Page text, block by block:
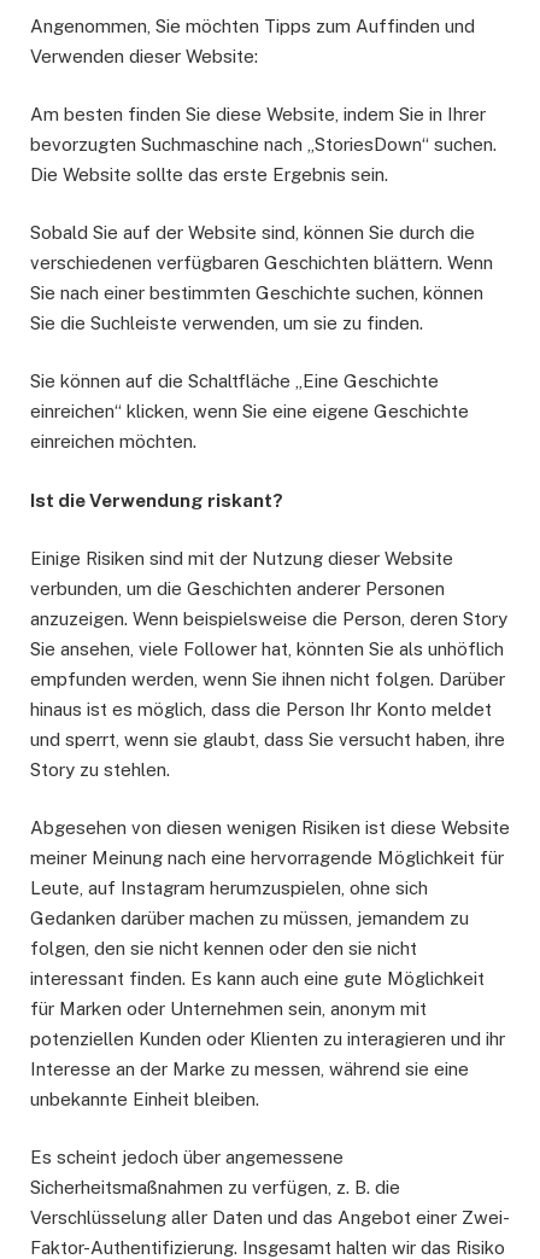
Angenommen, Sie möchten Tipps zum Auffinden und
Verwenden dieser Website:
Am besten finden Sie diese Website, indem Sie in Ihrer
bevorzugten Suchmaschine nach „StoriesDown“ suchen.
Die Website sollte das erste Ergebnis sein.
Sobald Sie auf der Website sind, können Sie durch die
verschiedenen verfügbaren Geschichten blättern. Wenn
Sie nach einer bestimmten Geschichte suchen, können
Sie die Suchleiste verwenden, um sie zu finden.
Sie können auf die Schaltfläche „Eine Geschichte
einreichen“ klicken, wenn Sie eine eigene Geschichte
einreichen möchten.
Ist die Verwendung riskant?
Einige Risiken sind mit der Nutzung dieser Website
verbunden, um die Geschichten anderer Personen
anzuzeigen. Wenn beispielsweise die Person, deren Story
Sie ansehen, viele Follower hat, könnten Sie als unhöflich
empfunden werden, wenn Sie ihnen nicht folgen. Darüber
hinaus ist es möglich, dass die Person Ihr Konto meldet
und sperrt, wenn sie glaubt, dass Sie versucht haben, ihre
Story zu stehlen.
Abgesehen von diesen wenigen Risiken ist diese Website
meiner Meinung nach eine hervorragende Möglichkeit für
Leute, auf Instagram herumzuspielen, ohne sich
Gedanken darüber machen zu müssen, jemandem zu
folgen, den sie nicht kennen oder den sie nicht
interessant finden. Es kann auch eine gute Möglichkeit
für Marken oder Unternehmen sein, anonym mit
potenziellen Kunden oder Klienten zu interagieren und ihr
Interesse an der Marke zu messen, während sie eine
unbekannte Einheit bleiben.
Es scheint jedoch über angemessene
Sicherheitsmaßnahmen zu verfügen, z. B. die
Verschlüsselung aller Daten und das Angebot einer Zwei-
Faktor-Authentifizierung. Insgesamt halten wir das Risiko